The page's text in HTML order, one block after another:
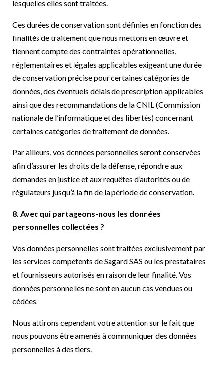
lesquelles elles sont traitées.
Ces durées de conservation sont définies en fonction des
finalités de traitement que nous mettons en œuvre et
tiennent compte des contraintes opérationnelles,
réglementaires et légales applicables exigeant une durée
de conservation précise pour certaines catégories de
données, des éventuels délais de prescription applicables
ainsi que des recommandations de la CNIL (Commission
nationale de l’informatique et des libertés) concernant
certaines catégories de traitement de données.
Par ailleurs, vos données personnelles seront conservées
afin d’assurer les droits de la défense, répondre aux
demandes en justice et aux requêtes d’autorités ou de
régulateurs jusqu’à la fin de la période de conservation.
8. Avec qui partageons-nous les données
personnelles collectées ?
Vos données personnelles sont traitées exclusivement par
les services compétents de Sagard SAS ou les prestataires
et fournisseurs autorisés en raison de leur finalité. Vos
données personnelles ne sont en aucun cas vendues ou
cédées.
Nous attirons cependant votre attention sur le fait que
nous pouvons être amenés à communiquer des données
personnelles à des tiers.